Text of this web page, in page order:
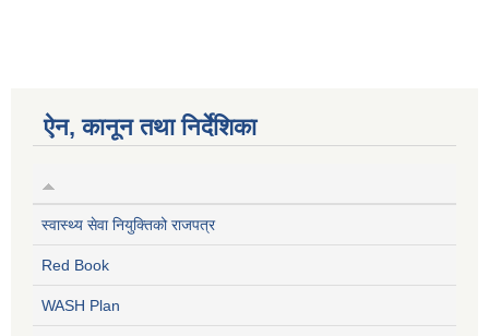
ऐन, कानून तथा निर्देशिका
स्वास्थ्य सेवा नियुक्तिको राजपत्र
Red Book
WASH Plan